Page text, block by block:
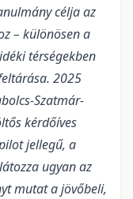
célja az
– különösen a
térségekben
2025
Szatmár-
kérdőíves
jellegű, a
ugyan az
mutat a jövőbeli,